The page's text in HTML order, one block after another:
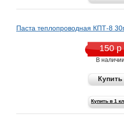
Паста теплопроводная КПТ-8
150 р
В наличии
Купить
Купить в 1